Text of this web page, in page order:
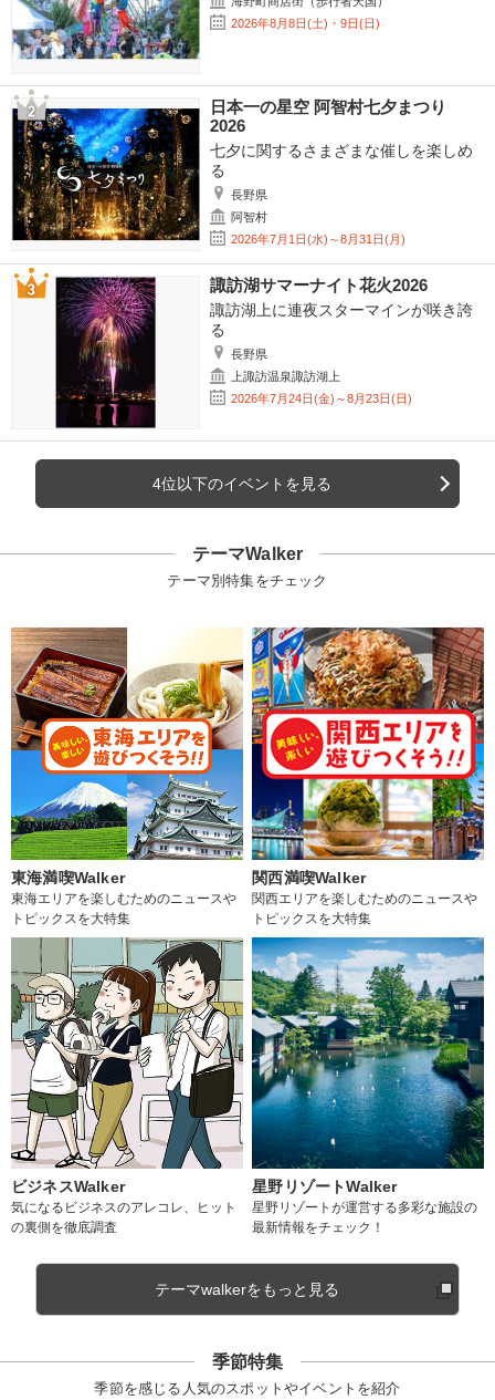
2026年8月8日(土)・9日(日)
日本一の星空 阿智村七夕まつり
2026
七夕に関するさまざまな催しを楽しめ
る
長野県
阿智村
2026年7月1日(水)～8月31日(月)
諏訪湖サマーナイト花火2026
諏訪湖上に連夜スターマインが咲き誇
る
長野県
上諏訪温泉諏訪湖上
2026年7月24日(金)～8月23日(日)
4位以下のイベントを見る
テーマWalker
テーマ別特集をチェック
東海満喫Walker
東海エリアを楽しむためのニュースや
トピックスを大特集
関西満喫Walker
関西エリアを楽しむためのニュースや
トピックスを大特集
ビジネスWalker
気になるビジネスのアレコレ、ヒット
の裏側を徹底調査
星野リゾートWalker
星野リゾートが運営する多彩な施設の
最新情報をチェック！
テーマwalkerをもっと見る
季節特集
季節を感じる人気のスポットやイベントを紹介